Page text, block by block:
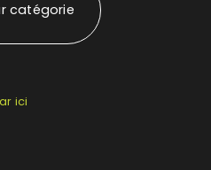
catégorie
ici